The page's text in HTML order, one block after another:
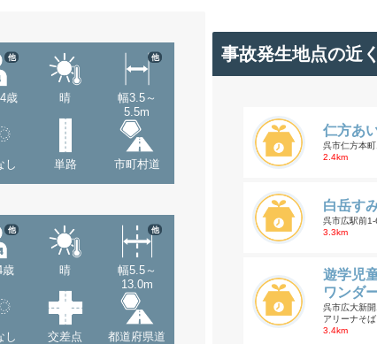
歳
他
晴
幅3.5～
5.5m
他
し 単路 市町村道
歳
他
晴
幅5.5～
13.0m
他
し 交差点 都道府県道
事故発生地点の近
仁方あ
呉市仁方本
2.4km
白岳す
呉市広駅前
3.3km
遊学児
ワンダ
呉市広大新
アリーナそば
3.4km